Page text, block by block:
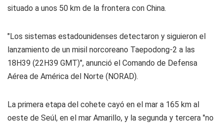
situado a unos 50 km de la frontera con China.
"Los sistemas estadounidenses detectaron y siguieron el
lanzamiento de un misil norcoreano Taepodong-2 a las
18H39 (22H39 GMT)", anunció el Comando de Defensa
Aérea de América del Norte (NORAD).
La primera etapa del cohete cayó en el mar a 165 km al
oeste de Seúl, en el mar Amarillo, y la segunda y tercera "no